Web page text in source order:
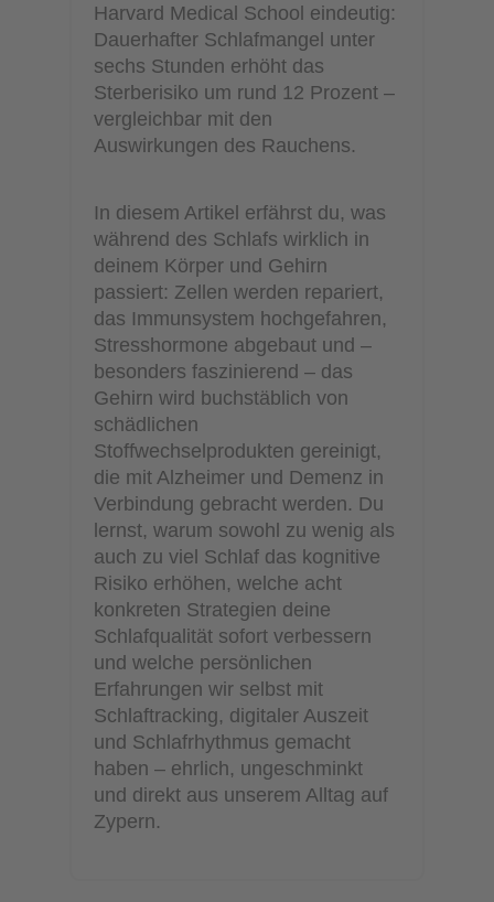
Harvard Medical School eindeutig:
Dauerhafter Schlafmangel unter
sechs Stunden erhöht das
Sterberisiko um rund 12 Prozent –
vergleichbar mit den
Auswirkungen des Rauchens.
In diesem Artikel erfährst du, was
während des Schlafs wirklich in
deinem Körper und Gehirn
passiert: Zellen werden repariert,
das Immunsystem hochgefahren,
Stresshormone abgebaut und –
besonders faszinierend – das
Gehirn wird buchstäblich von
schädlichen
Stoffwechselprodukten gereinigt,
die mit Alzheimer und Demenz in
Verbindung gebracht werden. Du
lernst, warum sowohl zu wenig als
auch zu viel Schlaf das kognitive
Risiko erhöhen, welche acht
konkreten Strategien deine
Schlafqualität sofort verbessern
und welche persönlichen
Erfahrungen wir selbst mit
Schlaftracking, digitaler Auszeit
und Schlafrhythmus gemacht
haben – ehrlich, ungeschminkt
und direkt aus unserem Alltag auf
Zypern.